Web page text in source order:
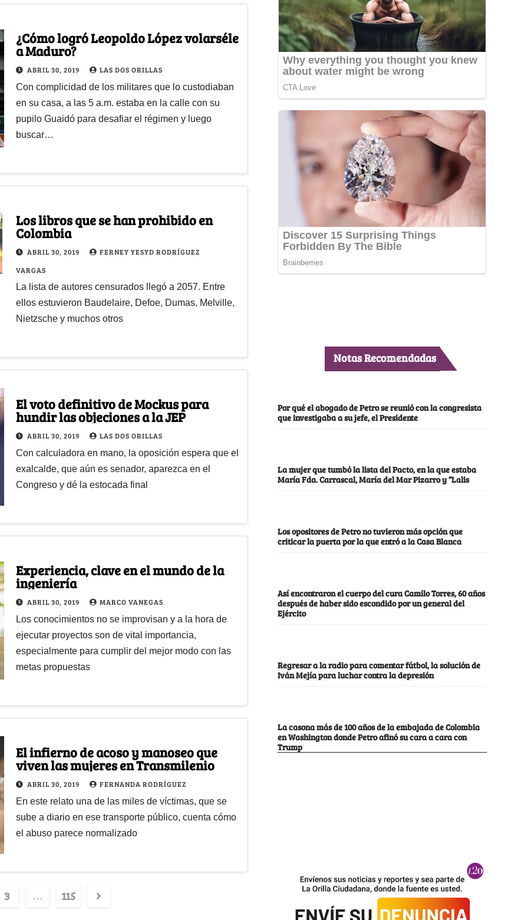
¿Cómo logró Leopoldo López volarséle
a Maduro?
ABRIL 30, 2019 LAS DOS ORILLAS
Con complicidad de los militares que lo custodiaban
en su casa, a las 5 a.m. estaba en la calle con su
pupilo Guaidó para desafiar el régimen y luego
buscar…
Los libros que se han prohibido en
Colombia
ABRIL 30, 2019
FERNEY YESYD RODRÍGUEZ
VARGAS
La lista de autores censurados llegó a 2057. Entre
ellos estuvieron Baudelaire, Defoe, Dumas, Melville,
Nietzsche y muchos otros
El voto definitivo de Mockus para
hundir las objeciones a la JEP
ABRIL 30, 2019 LAS DOS ORILLAS
Con calculadora en mano, la oposición espera que el
exalcalde, que aún es senador, aparezca en el
Congreso y dé la estocada final
Experiencia, clave en el mundo de la
ingeniería
ABRIL 30, 2019 MARCO VANEGAS
Los conocimientos no se improvisan y a la hora de
ejecutar proyectos son de vital importancia,
especialmente para cumplir del mejor modo con las
metas propuestas
El infierno de acoso y manoseo que
viven las mujeres en Transmilenio
ABRIL 30, 2019 FERNANDA RODRÍGUEZ
En este relato una de las miles de víctimas, que se
sube a diario en ese transporte público, cuenta cómo
el abuso parece normalizado
3 … 115
Notas Recomendadas
Por qué el abogado de Petro se reunió con la congresista
que investigaba a su jefe, el Presidente
La mujer que tumbó la lista del Pacto, en la que estaba
María Fda. Carrascal, María del Mar Pizarro y “Lalis
Los opositores de Petro no tuvieron más opción que
criticar la puerta por la que entró a la Casa Blanca
Así encontraron el cuerpo del cura Camilo Torres, 60 años
después de haber sido escondido por un general del
Ejército
Regresar a la radio para comentar fútbol, la solución de
Iván Mejía para luchar contra la depresión
La casona más de 100 años de la embajada de Colombia
en Washington donde Petro afinó su cara a cara con
Trump